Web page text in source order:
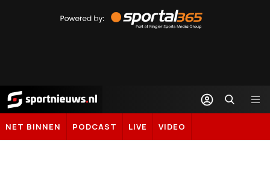
by
Sportal365
Sportnieuws.nl
NET BINNEN PODCAST LIVE VIDEO